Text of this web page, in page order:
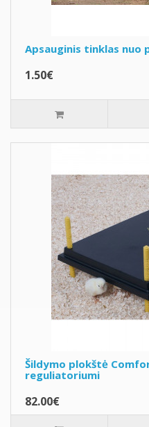
Apsauginis tinklas nuo
1.50€
Šildymo plokštė
reguliatoriumi
82.00€